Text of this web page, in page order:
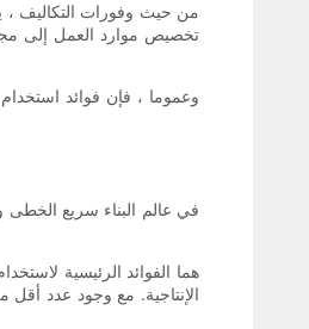
من حيث وفورات التكاليف ،
تخصيص موارد العمل إلى
وعموما ، فإن فوائد
في عالم البناء سريع الخطى
الإنتاجية. مع وجود عدد أقل